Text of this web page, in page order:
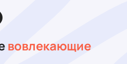
вовлекающие